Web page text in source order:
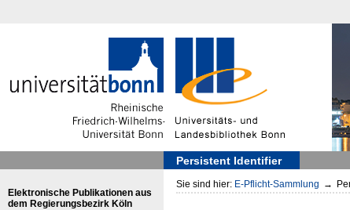
Persistent Identifier
Elektronische Publikationen aus
dem Regierungsbezirk Köln
Sie sind hier: E-Pflicht-Sammlung →